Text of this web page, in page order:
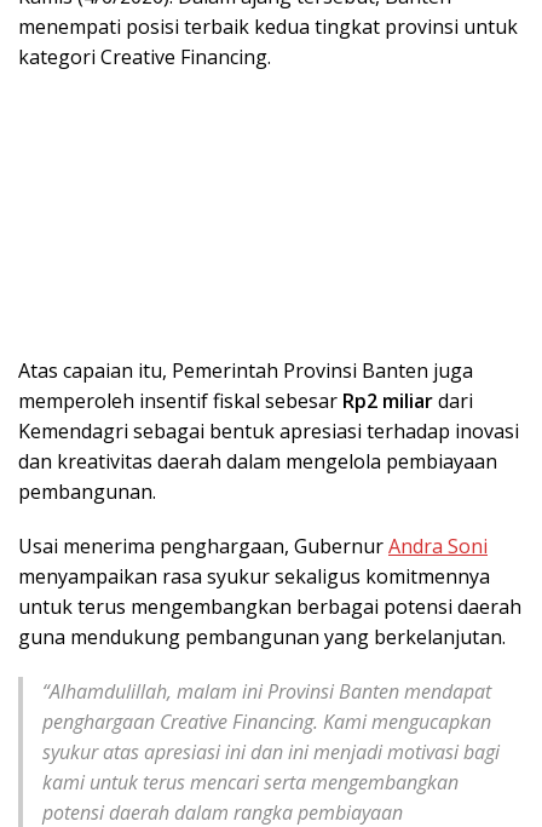
menempati posisi terbaik kedua tingkat provinsi untuk
kategori Creative Financing.
Atas capaian itu, Pemerintah Provinsi Banten juga
memperoleh insentif fiskal sebesar Rp2 miliardari
Kemendagri sebagai bentuk apresiasi terhadap inovasi
dan kreativitas daerah dalam mengelola pembiayaan
pembangunan.
Usai menerima penghargaan, GubernurAndra Soni
menyampaikan rasa syukur sekaligus komitmennya
untuk terus mengembangkan berbagai potensi daerah
guna mendukung pembangunan yang berkelanjutan.
“Alhamdulillah, malam ini Provinsi Banten mendapat
penghargaan Creative Financing. Kami mengucapkan
syukur atas apresiasi ini dan ini menjadi motivasi bagi
kami untuk terus mencari serta mengembangkan
potensi daerah dalam rangka pembiayaan